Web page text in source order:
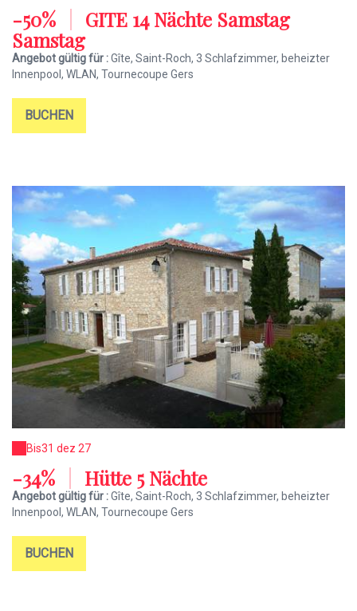
-50%
GITE 14 Nächte Samstag
Samstag
Angebot gültig für :Gîte, Saint-Roch, 3 Schlafzimmer, beheizter
Innenpool, WLAN, Tournecoupe Gers
BUCHEN
Bis31 dez 27
-34% Hütte 5 Nächte
Angebot gültig für :Gîte, Saint-Roch, 3 Schlafzimmer, beheizter
Innenpool, WLAN, Tournecoupe Gers
BUCHEN